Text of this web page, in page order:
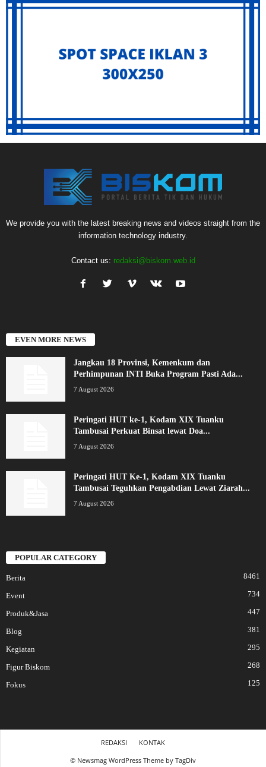
We provide you with the latest breaking news and videos straight from the
information technology industry.
Contact us: redaksi@biskom.web.id
EVEN MORE NEWS
Jangkau 18 Provinsi, Kemenkum dan
Perhimpunan INTI Buka Program Pasti Ada...
7 August 2026
Peringati HUT ke-1, Kodam XIX Tuanku
Tambusai Perkuat Binsat lewat Doa...
7 August 2026
Peringati HUT Ke-1, Kodam XIX Tuanku
Tambusai Teguhkan Pengabdian Lewat Ziarah...
7 August 2026
POPULAR CATEGORY
Berita 8461
Event 734
Produk&Jasa 447
Blog 381
Kegiatan 295
Figur Biskom 268
Fokus 125
REDAKSI
KONTAK
© Newsmag WordPress Theme by TagDiv